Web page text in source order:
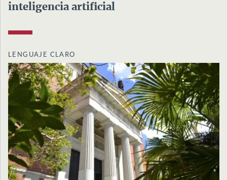
inteligencia artificial
LENGUAJE CLARO